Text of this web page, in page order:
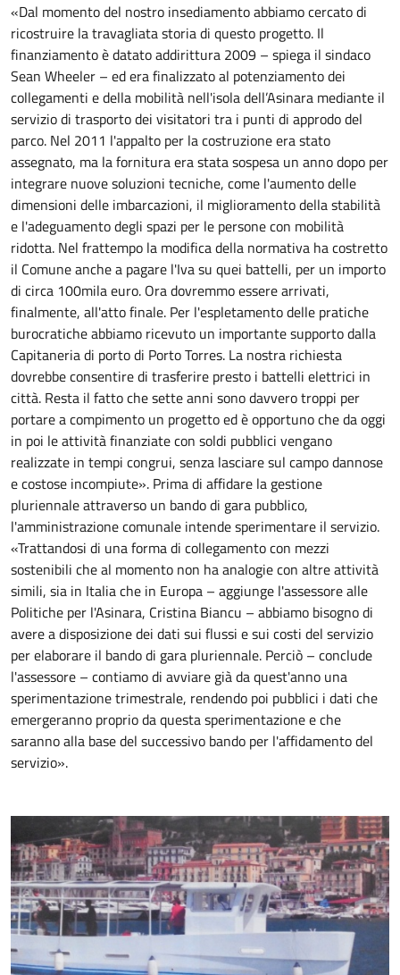
«Dal momento del nostro insediamento abbiamo cercato di
ricostruire la travagliata storia di questo progetto. Il
finanziamento è datato addirittura 2009 – spiega il sindaco
Sean Wheeler – ed era finalizzato al potenziamento dei
collegamenti e della mobilità nell'isola dell’Asinara mediante il
servizio di trasporto dei visitatori tra i punti di approdo del
parco. Nel 2011 l'appalto per la costruzione era stato
assegnato, ma la fornitura era stata sospesa un anno dopo per
integrare nuove soluzioni tecniche, come l'aumento delle
dimensioni delle imbarcazioni, il miglioramento della stabilità
e l'adeguamento degli spazi per le persone con mobilità
ridotta. Nel frattempo la modifica della normativa ha costretto
il Comune anche a pagare l'Iva su quei battelli, per un importo
di circa 100mila euro. Ora dovremmo essere arrivati,
finalmente, all'atto finale. Per l'espletamento delle pratiche
burocratiche abbiamo ricevuto un importante supporto dalla
Capitaneria di porto di Porto Torres. La nostra richiesta
dovrebbe consentire di trasferire presto i battelli elettrici in
città. Resta il fatto che sette anni sono davvero troppi per
portare a compimento un progetto ed è opportuno che da oggi
in poi le attività finanziate con soldi pubblici vengano
realizzate in tempi congrui, senza lasciare sul campo dannose
e costose incompiute». Prima di affidare la gestione
pluriennale attraverso un bando di gara pubblico,
l'amministrazione comunale intende sperimentare il servizio.
«Trattandosi di una forma di collegamento con mezzi
sostenibili che al momento non ha analogie con altre attività
simili, sia in Italia che in Europa – aggiunge l'assessore alle
Politiche per l'Asinara, Cristina Biancu – abbiamo bisogno di
avere a disposizione dei dati sui flussi e sui costi del servizio
per elaborare il bando di gara pluriennale. Perciò – conclude
l'assessore – contiamo di avviare già da quest'anno una
sperimentazione trimestrale, rendendo poi pubblici i dati che
emergeranno proprio da questa sperimentazione e che
saranno alla base del successivo bando per l'affidamento del
servizio».